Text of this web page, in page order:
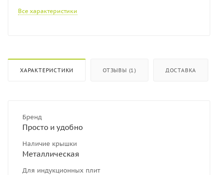
Все характеристики
ХАРАКТЕРИСТИКИ ОТЗЫВЫ (1) ДОСТАВКА
Бренд
Просто и удобно
Наличие крышки
Металлическая
Для индукционных плит